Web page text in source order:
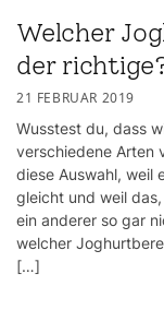
Welcher
der
21 FEBRUAR 2019
Wusstest du, dass
verschiedene Arten
diese Auswahl, weil
gleicht und weil
ein anderer so gar
welcher
[…]